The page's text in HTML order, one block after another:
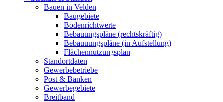
Bauen in Velden
Baugebiete
Bodenrichtwerte
Bebauungspläne (rechtskräftig)
Bebauuungspläne (in Aufstellung)
Flächennutzungsplan
Standortdaten
Gewerbebetriebe
Post & Banken
Gewerbegebiete
Breitband